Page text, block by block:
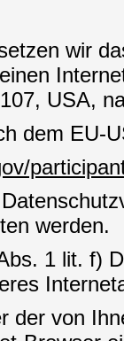
wir
USA,
dem EU-
werden.
1 lit. f)
der von